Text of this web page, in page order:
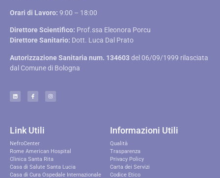
Orari di Lavoro: 9:00 – 18:00
Direttore Scientifico: Prof.ssa Eleonora Porcu
Direttore Sanitario: Dott. Luca Dal Prato
Autorizzazione Sanitaria num. 134603del 06/09/1999 rilasciata
dal Comune di Bologna
Link Utili
NefroCenter
Rome American Hospital
Clinica Santa Rita
Casa di Salute Santa Lucia
Casa di Cura Ospedale Internazionale
Informazioni Utili
Qualità
Trasparenza
Privacy Policy
Carta dei Servizi
Codice Etico